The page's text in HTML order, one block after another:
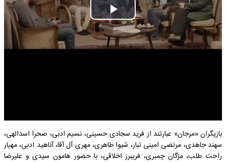
Play
Video
بازیگران «مرجان» عبارتند از فرید سجادی حسینی، نسیم ادبی، صحرا اسدالهی،
سهند جاهدی، مرتضی امینی تبار، شیوا طاهری، مهری آل آقا، آناهید ادبی، مهیار
راحت طلب، مژگان چمبری، فریبرز اخلاقی، با حضور هامون سیدی و علیرضا